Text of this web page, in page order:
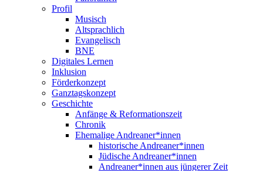
Profil
Musisch
Altsprachlich
Evangelisch
BNE
Digitales Lernen
Inklusion
Förderkonzept
Ganztagskonzept
Geschichte
Anfänge & Reformationszeit
Chronik
Ehemalige Andreaner*innen
historische Andreaner*innen
Jüdische Andreaner*innen
Andreaner*innen aus jüngerer Zeit